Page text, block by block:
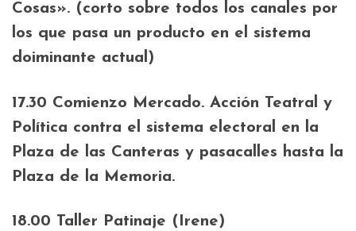
Cosas». (corto sobre todos los canales por
los que pasa un producto en el sistema
doiminante actual)
17.30 Comienzo Mercado. Acción Teatral y
Política contra el sistema electoral en la
Plaza de las Canteras y pasacalles hasta la
Plaza de la Memoria.
18.00 Taller Patinaje (Irene)